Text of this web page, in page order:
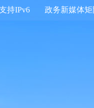
政务新媒体矩
持IPv6